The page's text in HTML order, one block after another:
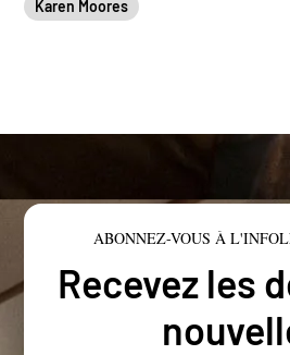
Karen Moores
ABONNEZ-VOUS À
Recevez les